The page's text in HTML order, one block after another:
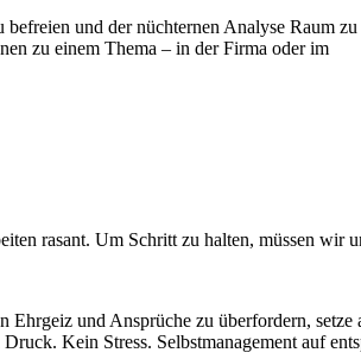
und der nüchternen Analyse Raum
zu einem Thema – in der Firma oder im
rasant. Um Schritt zu halten, müssen
Ehrgeiz und Ansprüche zu überfordern,
Kein Stress. Selbstmanagement auf